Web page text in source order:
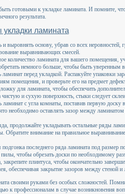
готовыми к укладке ламината. И помните,
результата.
укладки ламината
выровнять основу, убрав со всех неровностей,
выравнивающих смесей.
количество ламината для вашего помещения,
немного больше, чтобы быть уверенным в
перед укладкой. Распакуйте упаковки
помещения, и проверьте его на предмет
для ламината, чтобы обеспечить
и сухую поверхность, стыки следует
ламинат с угла комнаты, поставив первую
необходимо оставлять зазор между
продолжайте укладывать остальные ряды
внимание на правильное
подгонка последнего ряда ламината под размер
чтобы обрезать доски по необходимому
плинтуса, чтобы окончательно
обеспечивая закрытие зазоров между стеной и
своими руками без особых сложностей.
к профессионалам в случае возникновения